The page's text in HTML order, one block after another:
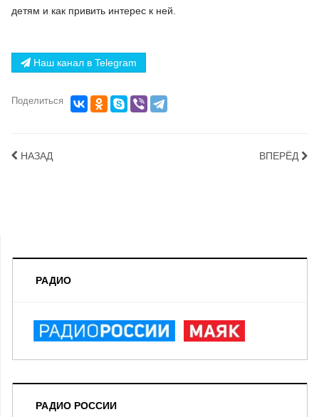
детям и как привить интерес к ней.
Наш канал в Telegram
Поделиться
НАЗАД ВПЕРЁД
РАДИО
РАДИО РОССИИ